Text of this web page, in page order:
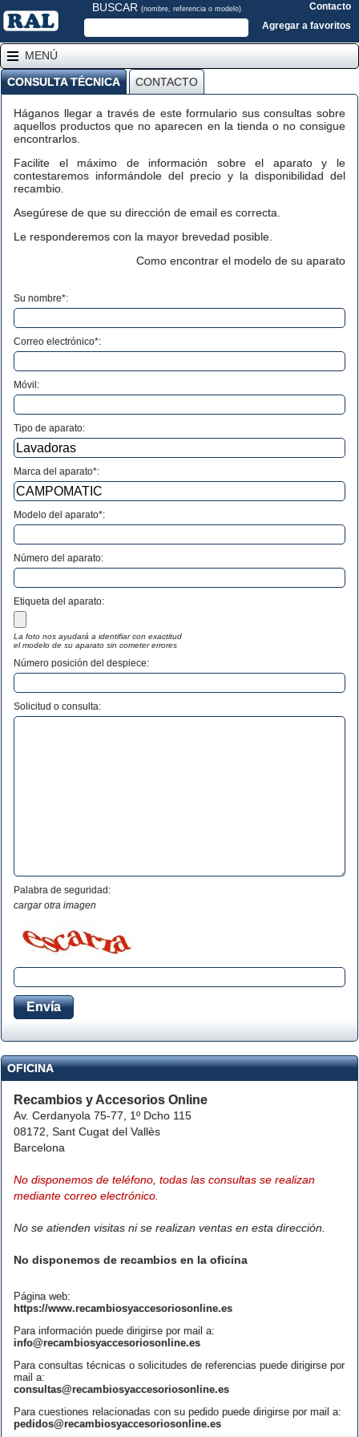
BUSCAR (nombre, referencia o modelo)
Contacto
Agregar a favoritos
MENÚ
CONSULTA TÉCNICA CONTACTO
Háganos llegar a través de este formulario sus consultas sobre
aquellos productos que no aparecen en la tienda o no consigue
encontrarlos.
Facilite el máximo de información sobre el aparato y le
contestaremos informándole del precio y la disponibilidad del
recambio.
Asegúrese de que su dirección de email es correcta.
Le responderemos con la mayor brevedad posible.
Como encontrar el modelo de su aparato
Su nombre*:
Correo electrónico*:
Móvil:
Tipo de aparato:
Marca del aparato*:
Modelo del aparato*:
Número del aparato:
Etiqueta del aparato:
La foto nos ayudará a identifiar con exactitud
el modelo de su aparato sin cometer errores
Número posición del despiece:
Solicitud o consulta:
Palabra de seguridad:
cargar otra imagen
OFICINA
Recambios y Accesorios Online
Av. Cerdanyola 75-77, 1º Dcho 115
08172, Sant Cugat del Vallès
Barcelona
No disponemos de teléfono, todas las consultas se realizan
mediante correo electrónico.
No se atienden visitas ni se realizan ventas en esta dirección.
No disponemos de recambios en la oficina
Página web:
https://www.recambiosyaccesoriosonline.es
Para información puede dirigirse por mail a:
info@recambiosyaccesoriosonline.es
Para consultas técnicas o solicitudes de referencias puede dirigirse por
mail a:
consultas@recambiosyaccesoriosonline.es
Para cuestiones relacionadas con su pedido puede dirigirse por mail a:
pedidos@recambiosyaccesoriosonline.es